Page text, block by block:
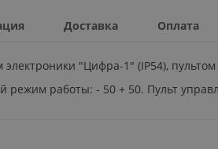
Доставка Оплата
"Цифра-1" (IP54),
режим работы: - 50 + 50. Пульт